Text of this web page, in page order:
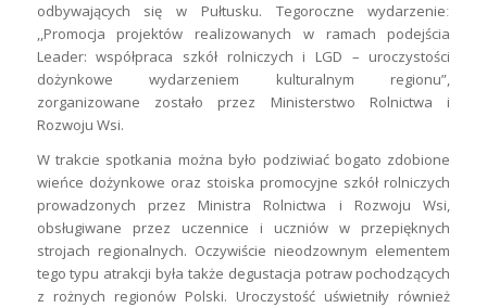
odbywających się w Pułtusku. Tegoroczne wydarzenieː
,,Promocja projektów realizowanych w ramach podejścia
Leader: współpraca szkół rolniczych i LGD – uroczystości
dożynkowe wydarzeniem kulturalnym regionu”,
zorganizowane zostało przez Ministerstwo Rolnictwa i
Rozwoju Wsi.
W trakcie spotkania można było podziwiać bogato zdobione
wieńce dożynkowe oraz stoiska promocyjne szkół rolniczych
prowadzonych przez Ministra Rolnictwa i Rozwoju Wsi,
obsługiwane przez uczennice i uczniów w przepięknych
strojach regionalnych. Oczywiście nieodzownym elementem
tego typu atrakcji była także degustacja potraw pochodzących
z rożnych regionów Polski. Uroczystość uświetniły również